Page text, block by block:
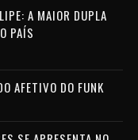
A MAIOR DUPLA
PAÍS
AFETIVO DO FUNK